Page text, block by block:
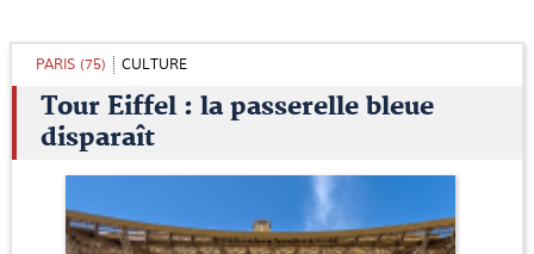
PARIS (75) CULTURE
Tour Eiffel : la passerelle bleue
disparaît